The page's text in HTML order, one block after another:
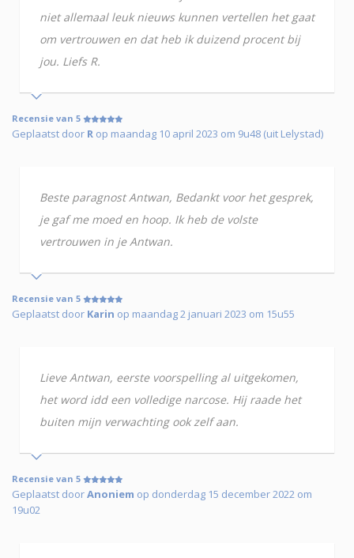
niet allemaal leuk nieuws kunnen vertellen het gaat
om vertrouwen en dat heb ik duizend procent bij
jou. Liefs R.
Recensie van 5
Geplaatst door R op maandag 10 april 2023 om 9u48 (uit Lelystad)
Beste paragnost Antwan, Bedankt voor het gesprek,
je gaf me moed en hoop. Ik heb de volste
vertrouwen in je Antwan.
Recensie van 5
Geplaatst door Karin op maandag 2 januari 2023 om 15u55
Lieve Antwan, eerste voorspelling al uitgekomen,
het word idd een volledige narcose. Hij raade het
buiten mijn verwachting ook zelf aan.
Recensie van 5
Geplaatst doorAnoniem op donderdag 15 december 2022 om
19u02